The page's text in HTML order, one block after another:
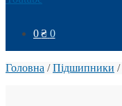
0₴ 0
Головна /Підшипники /